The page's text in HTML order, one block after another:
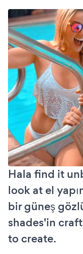
Hala find it
look at el
bir güneş
shades'in
to create.